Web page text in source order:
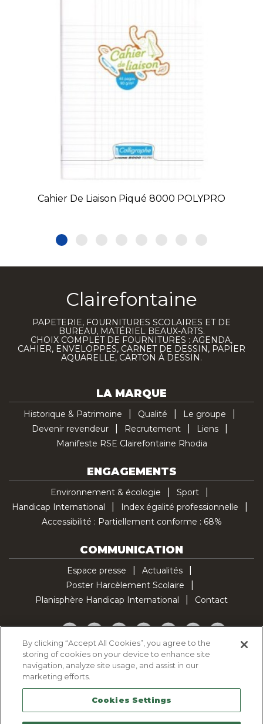
Cahier De Liaison Piqué 8000 POLYPRO
Clairefontaine
PAPETERIE, FOURNITURES SCOLAIRES ET DE
BUREAU, MATÉRIEL BEAUX-ARTS.
CHOIX COMPLET DE FOURNITURES : AGENDA,
CAHIER, ENVELOPPES, CARNET DE DESSIN, PAPIER
AQUARELLE, CARTON À DESSIN.
LA MARQUE
Historique & Patrimoine Qualité
Le groupe
Devenir revendeur
Recrutement
Liens
Manifeste RSE Clairefontaine Rhodia
ENGAGEMENTS
Environnement & écologie
Sport
Handicap International
Index égalité professionnelle
Accessibilité : Partiellement conforme : 68%
COMMUNICATION
Espace presse
Actualités
Poster Harcèlement Scolaire
Planisphère Handicap International
Contact
Facebook
TwitterYouTubePinterestInstagramLinkedInTikTok
Politique d'utilisation des cookies
Politique de confidentialité
Mentions légales
Plan du site
Contactez-nous
By clicking “Accept All Cookies”, you agree to the
storing of cookies on your device to enhance site
navigation, analyze site usage, and assist in our
marketing efforts.
Cookies Settings